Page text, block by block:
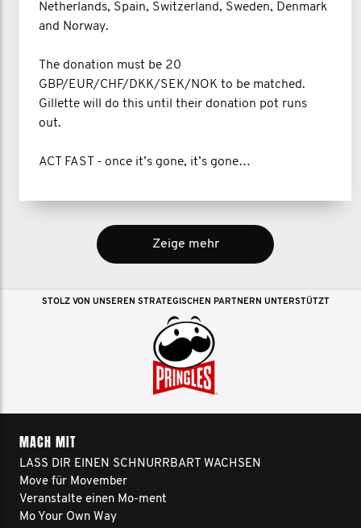
Netherlands, Spain, Switzerland, Sweden, Denmark
and Norway.
The donation must be 20
GBP/EUR/CHF/DKK/SEK/NOK to be matched.
Gillette will do this until their donation pot runs
out.
ACT FAST - once it’s gone, it’s gone…
Zeige mehr
STOLZ VON UNSEREN STRATEGISCHEN PARTNERN UNTERSTÜTZT
MACH MIT
LASS DIR EINEN SCHNURRBART WACHSEN
Move für Movember
Veranstalte einen Mo-ment
Mo Your Own Way